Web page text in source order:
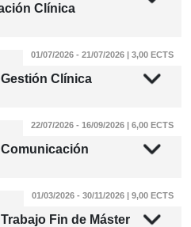
Clínica
Clínica
01/07/2026 - 21/07/2026 | 3,00 ECTS
22/07/2026 - 16/09/2026 | 6,00 ECTS
Fin de Máster
01/03/2026 - 30/11/2026 | 9,00 ECTS